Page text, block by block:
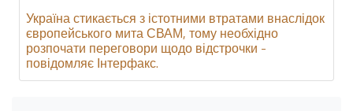
Україна стикається з істотними втратами внаслідок
європейського мита СВАМ, тому необхідно
розпочати переговори щодо відстрочки -
повідомляє Інтерфакс.